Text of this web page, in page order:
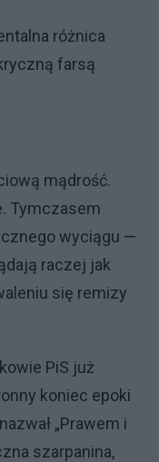
różnica
farsą
mądrość.
Tymczasem
wyciągu —
raczej jak
się remizy
PiS już
koniec epoki
„Prawem i
szarpanina,